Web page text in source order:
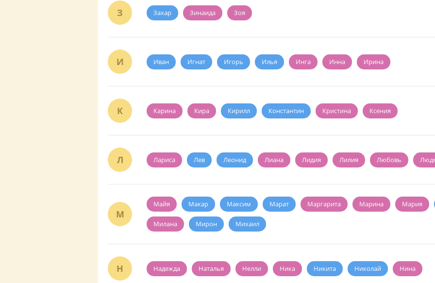
З Захар Зинаида Зоя
И Иван Игнат Игорь Илья Инга Инна Ирина
К Карина Кира Кирилл Константин Кристина Ксения
Л Лариса Лев Леонид Лиана Лидия Лилия Любовь
М
Майя Макар Максим Марат Маргарита Марина Мария
Милана Мирон Михаил
Н Надежда Наталья Нелли Ника Никита Николай Нина